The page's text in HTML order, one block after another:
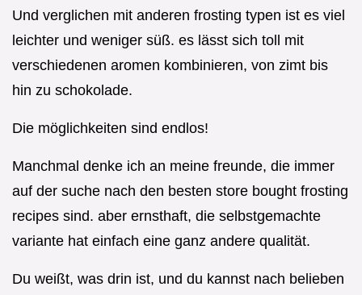
Und verglichen mit anderen frosting typen ist es viel
leichter und weniger süß. es lässt sich toll mit
verschiedenen aromen kombinieren, von zimt bis
hin zu schokolade.
Die möglichkeiten sind endlos!
Manchmal denke ich an meine freunde, die immer
auf der suche nach den besten store bought frosting
recipes sind. aber ernsthaft, die selbstgemachte
variante hat einfach eine ganz andere qualität.
Du weißt, was drin ist, und du kannst nach belieben